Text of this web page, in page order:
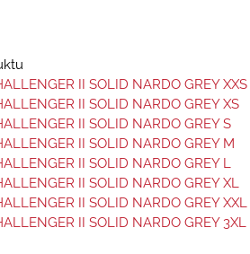
II SOLID NARDO GREY XXS
II SOLID NARDO GREY XS
II SOLID NARDO GREY S
II SOLID NARDO GREY M
II SOLID NARDO GREY L
II SOLID NARDO GREY XL
II SOLID NARDO GREY XXL
II SOLID NARDO GREY 3XL